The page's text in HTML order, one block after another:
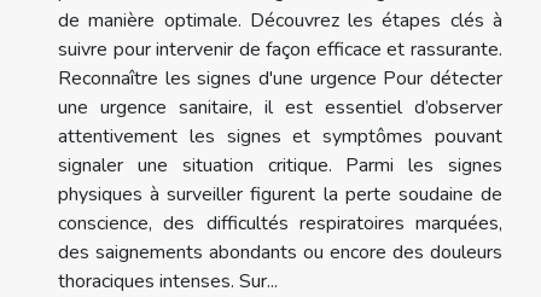
de manière optimale. Découvrez les étapes clés à
suivre pour intervenir de façon efficace et rassurante.
Reconnaître les signes d'une urgence Pour détecter
une urgence sanitaire, il est essentiel d’observer
attentivement les signes et symptômes pouvant
signaler une situation critique. Parmi les signes
physiques à surveiller figurent la perte soudaine de
conscience, des difficultés respiratoires marquées,
des saignements abondants ou encore des douleurs
thoraciques intenses. Sur...